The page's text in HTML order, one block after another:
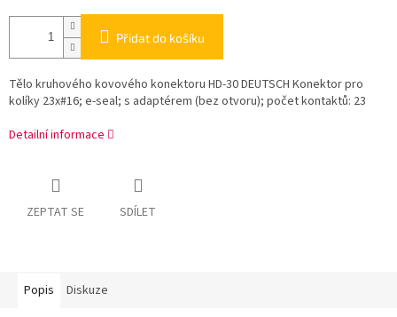
Přidat do košíku
Tělo kruhového kovového konektoru HD-30 DEUTSCH Konektor pro
kolíky 23x#16; e-seal; s adaptérem (bez otvoru); počet kontaktů: 23
Detailní informace
ZEPTAT SE SDÍLET
Popis Diskuze